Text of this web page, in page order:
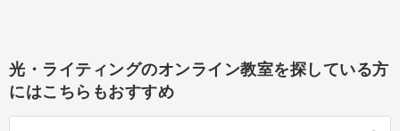
です📷
光・ライティングのオンライン教室を探している方
にはこちらもおすすめ